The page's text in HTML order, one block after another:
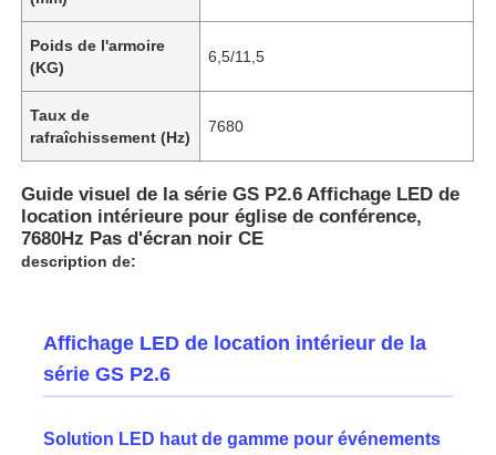
Poids de l'armoire
(KG)
6,5/11,5
Taux de
rafraîchissement (Hz)
7680
Guide visuel de la série GS P2.6 Affichage LED de
location intérieure pour église de conférence,
7680Hz Pas d'écran noir CE
description de:
Affichage LED de location intérieur de la
série GS P2.6
Solution LED haut de gamme pour événements